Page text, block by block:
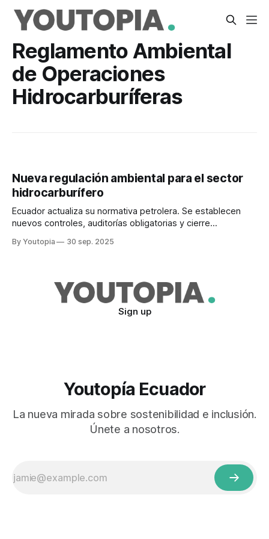
Reglamento Ambiental
de Operaciones
Hidrocarburíferas
Nueva regulación ambiental para el sector
hidrocarburífero
Ecuador actualiza su normativa petrolera. Se establecen
nuevos controles, auditorías obligatorias y cierre
By Youtopia 30 sep. 2025
Sign up
Youtopía Ecuador
La nueva mirada sobre sostenibilidad e inclusión.
Únete a nosotros.